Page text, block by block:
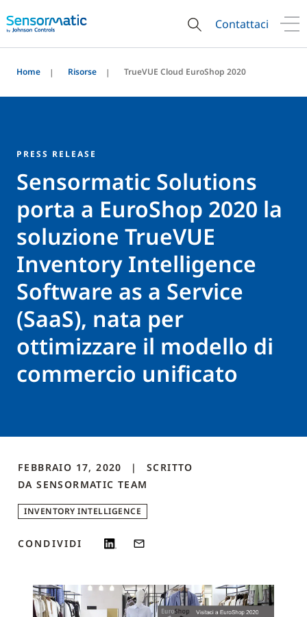
Contattaci
Home Risorse TrueVUE Cloud EuroShop 2020
PRESS RELEASE
Sensormatic Solutions
porta a EuroShop 2020 la
soluzione TrueVUE
Inventory Intelligence
Software as a Service
(SaaS), nata per
ottimizzare il modello di
commercio unificato
FEBBRAIO 17, 2020
SCRITTO
DA SENSORMATIC TEAM
INVENTORY INTELLIGENCE
CONDIVIDI